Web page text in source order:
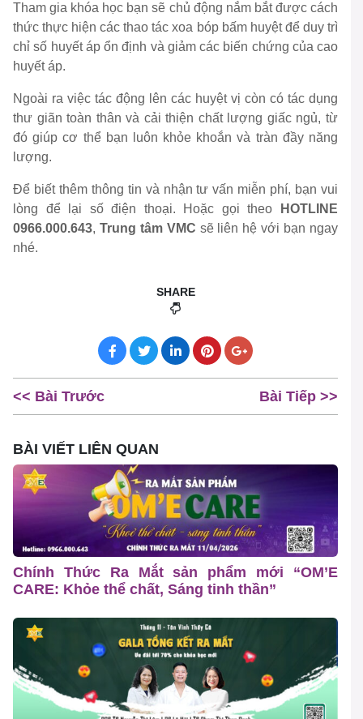
Tham gia khóa học bạn sẽ chủ động nắm bắt được cách
thức thực hiện các thao tác xoa bóp bấm huyệt để duy trì
chỉ số huyết áp ổn định và giảm các biến chứng của cao
huyết áp.
Ngoài ra việc tác động lên các huyệt vị còn có tác dụng
thư giãn toàn thân và cải thiện chất lượng giấc ngủ, từ
đó giúp cơ thể bạn luôn khỏe khoắn và tràn đầy năng
lượng.
Để biết thêm thông tin và nhận tư vấn miễn phí, bạn vui
lòng để lại số điện thoại. Hoặc gọi theo
HOTLINE
0966.000.643, Trung tâm VMC sẽ liên hệ với bạn ngay
nhé.
SHARE
<< Bài Trước Bài Tiếp >>
BÀI VIẾT LIÊN QUAN
Chính Thức Ra Mắt sản phẩm mới “OM’E
CARE: Khỏe thể chất, Sáng tinh thần”